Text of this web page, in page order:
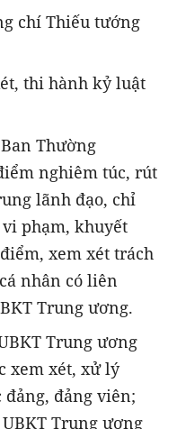
chí Thiếu tướng
thi hành kỷ luật
Thường
nghiêm túc, rút
lãnh đạo, chỉ
phạm, khuyết
xem xét trách
nhân có liên
Trung ương.
Trung ương
xem xét, xử lý
đảng viên;
Trung ương